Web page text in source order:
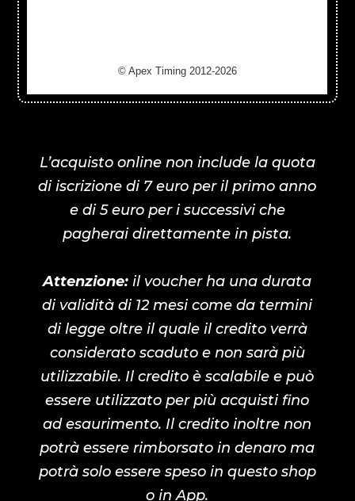
L’acquisto online non include la quota
di iscrizione di 7 euro per il primo anno
e di 5 euro per i successivi che
pagherai direttamente in pista.
Attenzione: il voucher ha una durata
di validità di 12 mesi come da termini
di legge oltre il quale il credito verrà
considerato scaduto e non sarà più
utilizzabile. Il credito è scalabile e può
essere utilizzato per più acquisti fino
ad esaurimento. Il credito inoltre non
potrà essere rimborsato in denaro ma
potrà solo essere speso in questo shop
o in App.